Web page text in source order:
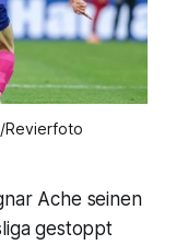
Revierfoto
Ache seinen
gestoppt